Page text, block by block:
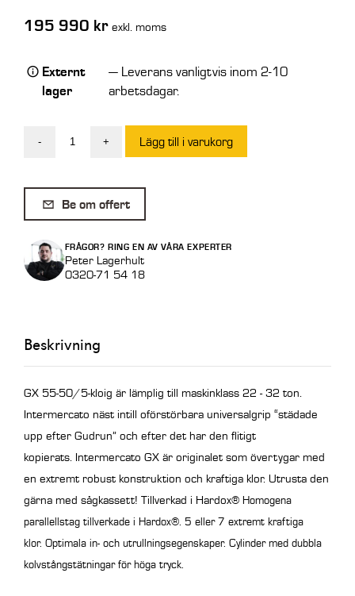
195 990 kr exkl. moms
Externt
lager
— Leverans vanligtvis inom 2-10
arbetsdagar.
-
Intermercato
GX
55-
50/5-
kloig
utan
+ Lägg till i varukorg
Be om offert
FRÅGOR? RING EN AV VÅRA EXPERTER
Peter Lagerhult
0320-71 54 18
Beskrivning
GX 55-50/5-kloig är lämplig till maskinklass 22 - 32 ton.
Intermercato näst intill oförstörbara universalgrip “städade
upp efter Gudrun” och efter det har den flitigt
kopierats. Intermercato GX är originalet som övertygar med
en extremt robust konstruktion och kraftiga klor. Utrusta den
gärna med sågkassett! Tillverkad i Hardox® Homogena
parallellstag tillverkade i Hardox®. 5 eller 7 extremt kraftiga
klor. Optimala in- och utrullningsegenskaper. Cylinder med dubbla
kolvstångstätningar för höga tryck.